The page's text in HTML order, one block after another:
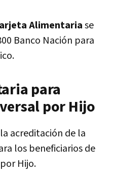
Alimentariase
Banco Nación para
para
por Hijo
acreditación de la
los beneficiarios de
Hijo.